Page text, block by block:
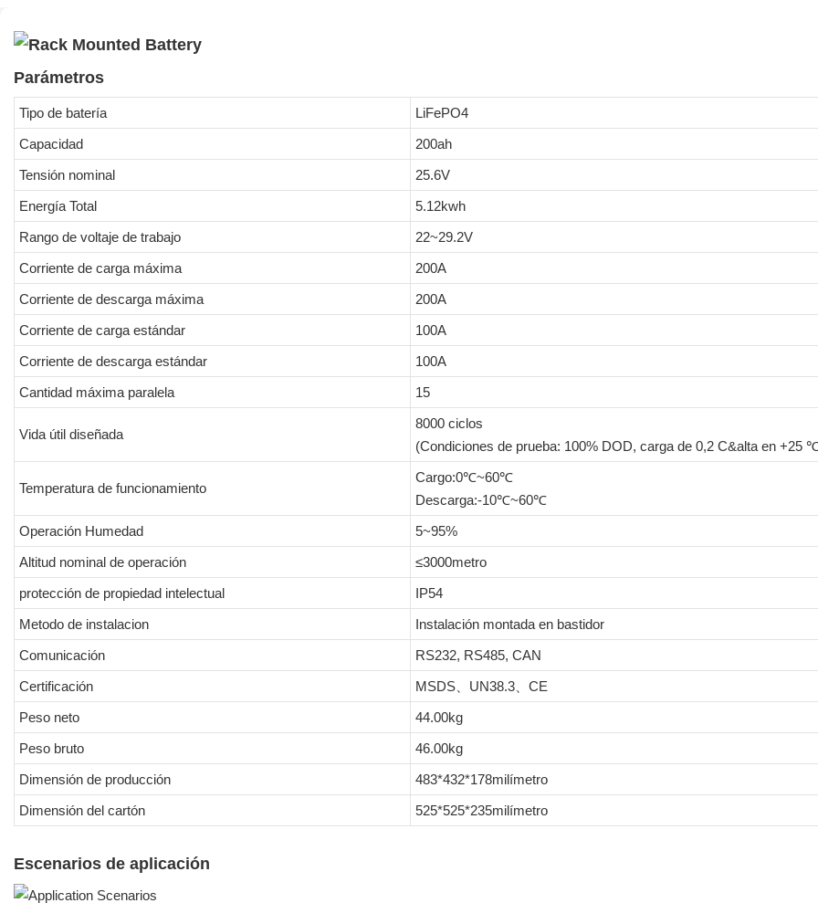
Parámetros
Tipo de batería
LiFePO4
Capacidad
200ah
Tensión nominal
25.6V
Energía Total
5.12kwh
Rango de voltaje de trabajo
22~29.2V
Corriente de carga máxima
200A
Corriente de descarga máxima
200A
Corriente de carga estándar
100A
Corriente de descarga estándar
100A
Cantidad máxima paralela
15
Vida útil diseñada
8000 ciclos
(Condiciones de prueba: 100% DOD, carga de 0,2 C&alta en +25
Temperatura de funcionamiento
Cargo:0℃~60℃
Descarga:-10℃~60℃
Operación Humedad
5~95%
Altitud nominal de operación
≤3000metro
protección de propiedad intelectual
IP54
Metodo de instalacion
Instalación montada en bastidor
Comunicación
RS232, RS485, CAN
Certificación
MSDS、UN38.3、CE
Peso neto
44.00kg
Peso bruto
46.00kg
Dimensión de producción
483*432*178milímetro
Dimensión del cartón
525*525*235milímetro
Escenarios de aplicación